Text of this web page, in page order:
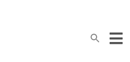
Search
for:
Search Button